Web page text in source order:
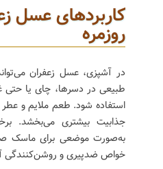
کاربردهای عسل
روزمره
در آشپزی، عسل زعفران
طبیعی در دسرها، چای یا حتی
استفاده شود. طعم ملایم و
جذابیت بیشتری می‌بخشد.
به‌صورت موضعی برای ماسک
خواص ضدپیری و روشن‌کنندگی